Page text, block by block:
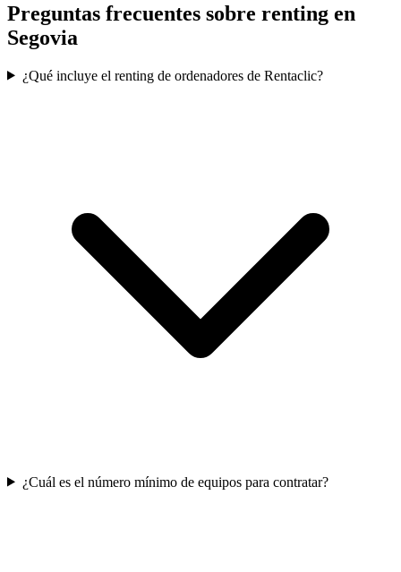
Preguntas frecuentes sobre renting en
Segovia
¿Qué incluye el renting de ordenadores de Rentaclic?
¿Cuál es el número mínimo de equipos para contratar?